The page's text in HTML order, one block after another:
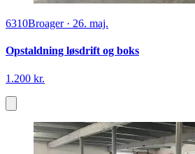
6310Broager· 26. maj.
Opstaldning løsdrift og boks
1.200 kr.